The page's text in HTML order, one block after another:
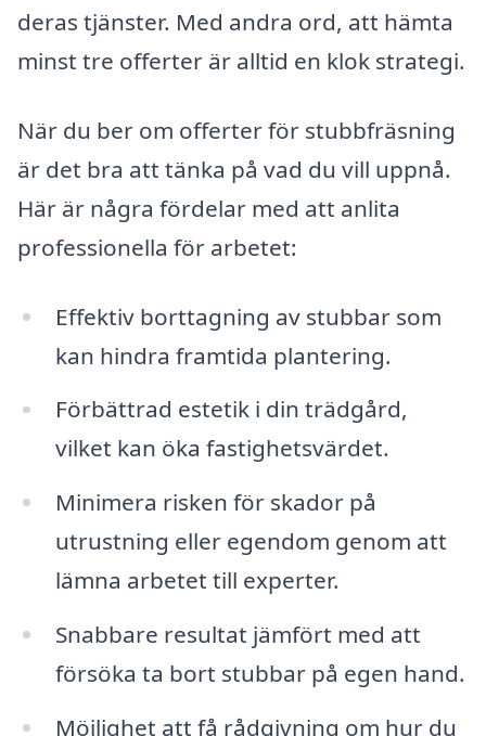
deras tjänster. Med andra ord, att hämta
minst tre offerter är alltid en klok strategi.
När du ber om offerter för stubbfräsning
är det bra att tänka på vad du vill uppnå.
Här är några fördelar med att anlita
professionella för arbetet:
Effektiv borttagning av stubbar som
kan hindra framtida plantering.
Förbättrad estetik i din trädgård,
vilket kan öka fastighetsvärdet.
Minimera risken för skador på
utrustning eller egendom genom att
lämna arbetet till experter.
Snabbare resultat jämfört med att
försöka ta bort stubbar på egen hand.
Möjlighet att få rådgivning om hur du